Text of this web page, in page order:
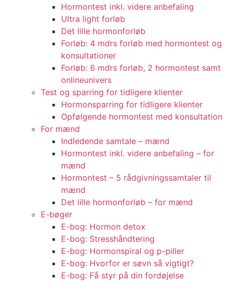
Hormontest inkl. videre anbefaling
Ultra light forløb
Det lille hormonforløb
Forløb: 4 mdrs forløb med hormontest og
konsultationer
Forløb: 6 mdrs forløb, 2 hormontest samt
onlineunivers
Test og sparring for tidligere klienter
Hormonsparring for tidligere klienter
Opfølgende hormontest med konsultation
For mænd
Indledende samtale – mænd
Hormontest inkl. videre anbefaling – for
mænd
Hormontest – 5 rådgivningssamtaler til
mænd
Det lille hormonforløb – for mænd
E-bøger
E-bog: Hormon detox
E-bog: Stresshåndtering
E-bog: Hormonspiral og p-piller
E-bog: Hvorfor er søvn så vigtigt?
E-bog: Få styr på din fordøjelse